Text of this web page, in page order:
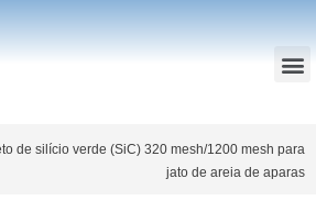
de silício verde (SiC) 320 mesh/1200 mesh para
jato de areia de aparas